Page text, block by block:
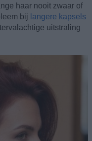
haar nooit zwaar of
bij langere kapsels
uitstraling